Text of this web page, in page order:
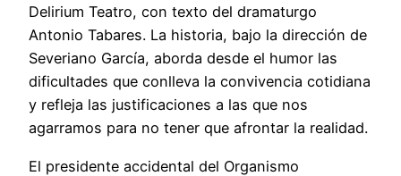
Delirium Teatro, con texto del dramaturgo
Antonio Tabares. La historia, bajo la dirección de
Severiano García, aborda desde el humor las
dificultades que conlleva la convivencia cotidiana
y refleja las justificaciones a las que nos
agarramos para no tener que afrontar la realidad.
El presidente accidental del Organismo